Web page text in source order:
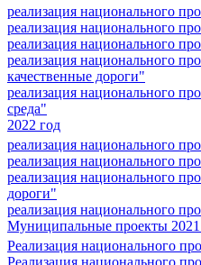
реализация национального
реализация национального
реализация национального
реализация национального
качественные дороги"
реализация национального
среда"
2022 год
реализация национального
реализация национального
реализация национального
дороги"
реализация национального
Муниципальные проекты 2021
Реализация национального
Реализация национального